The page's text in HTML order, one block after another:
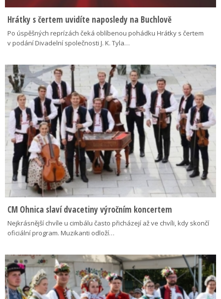
Hrátky s čertem uvidíte naposledy na Buchlově
Po úspěšných reprízách čeká oblíbenou pohádku Hrátky s čertem
v podání Divadelní společnosti J. K. Tyla…
CM Ohnica slaví dvacetiny výročním koncertem
Nejkrásnější chvíle u cimbálu často přicházejí až ve chvíli, kdy skončí
oficiální program. Muzikanti odloží…